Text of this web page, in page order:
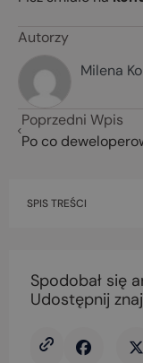
SPIS TREŚCI
Spodobał się
Udostępnij
Autorzy
Milena
Poprzedni Wpis